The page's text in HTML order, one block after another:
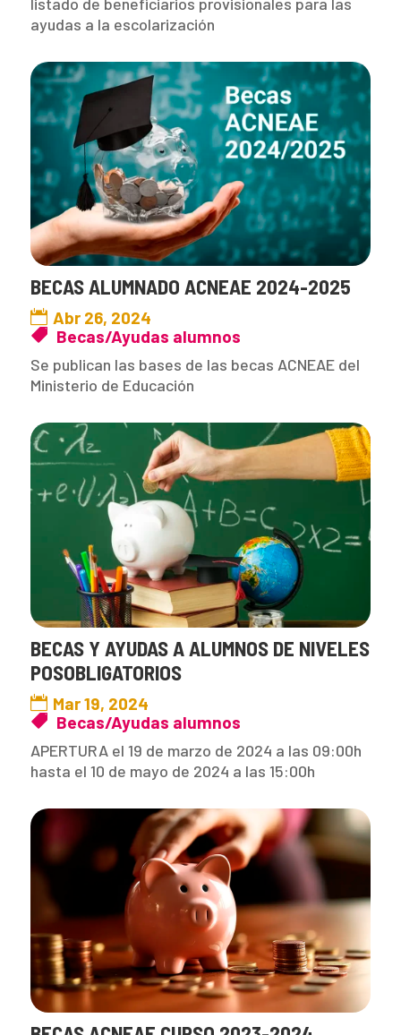
ayudas a la escolarización
BECAS ALUMNADO ACNEAE 2024-2025
Abr 26, 2024
Becas/Ayudas alumnos
Se publican las bases de las becas ACNEAE del
Ministerio de Educación
BECAS Y AYUDAS A ALUMNOS DE NIVELES
POSOBLIGATORIOS
Mar 19, 2024
Becas/Ayudas alumnos
APERTURA el 19 de marzo de 2024 a las 09:00h
hasta el 10 de mayo de 2024 a las 15:00h